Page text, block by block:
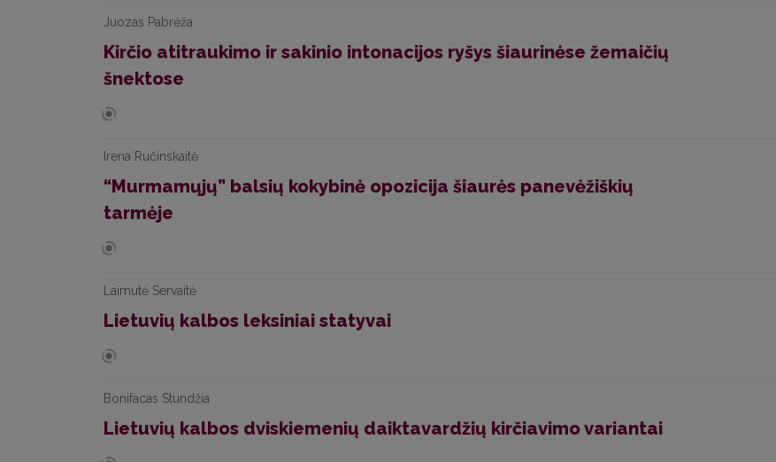
Juozas Pabrėža
Kirčio atitraukimo ir sakinio intonacijos ryšys šiaurinėse žemaičių
šnektose
Irena Ručinskaitė
“Murmamųjų” balsių kokybinė opozicija šiaurės panevėžiškių
tarmėje
Laimutė Servaitė
Lietuvių kalbos leksiniai statyvai
Bonifacas Stundžia
Lietuvių kalbos dviskiemenių daiktavardžių kirčiavimo variantai